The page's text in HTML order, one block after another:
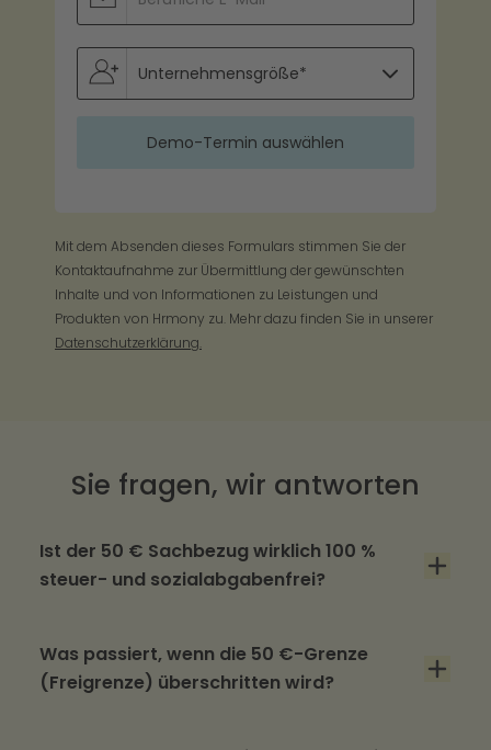
Mit dem Absenden dieses Formulars stimmen Sie der
Kontaktaufnahme zur Übermittlung der gewünschten
Inhalte und von Informationen zu Leistungen und
Produkten von Hrmony zu. Mehr dazu finden Sie in unserer
Datenschutzerklärung.
Sie fragen, wir antworten
Ist der 50 € Sachbezug wirklich 100 %
steuer- und sozialabgabenfrei?
Sachbezug bis zur Freigrenze von 50,00 € pro
Monat komplett steuer- und sozialabgabenfrei.
Was passiert, wenn die 50 €-Grenze
(Freigrenze) überschritten wird?